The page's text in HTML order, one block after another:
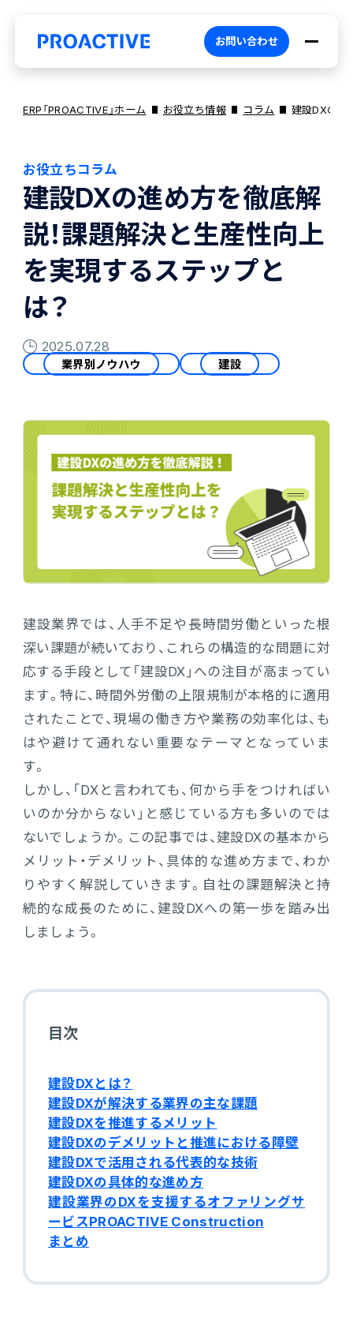
PROACTIVEとは
特長・選ばれる理由
ブランドコア
PROACTIVE AI
プロダクト
機能
会計
管理会計
債権管理
債務管理
手形管理
固定資産管理
リース資産管理
経費
CO₂排出量算定
人事・給与
人事
給与
個人番号管理
「Uwell（ユーウェル）」
販売管理
販売・購買・在庫管理
建設業向け基幹業務システム
生産管理
生産管理
MES
オファリング
業務特化型オファリング
人事・給与 PROACTIVE People
販売管理 PROACTIVE Sales
卸売・商社 PROACTIVE Wholesale & Trade
素材・素材加工 PROACTIVE Material Process
電機・機械 PROACTIVE Electrical Machinery
建設 PROACTIVE Construction
経営課題別オファリング
お役立ち情報
よくあるご質問
コラム
特集記事
ニュース・トピックス
製品関連動画
お問い合わせ
ERP「PROACTIVE」ホーム お役立ち情報 コラム 建設DXの進
お役立ちコラム
建設DXの進め方を徹底解
説！課題解決と生産性向上
を実現するステップと
は？
2025.07.28
業界別ノウハウ 建設
建設業界では、人手不足や長時間労働といった根
深い課題が続いており、これらの構造的な問題に対
応する手段として「建設DX」への注目が高まってい
ます。特に、時間外労働の上限規制が本格的に適用
されたことで、現場の働き方や業務の効率化は、も
はや避けて通れない重要なテーマとなっていま
す。
しかし、「DXと言われても、何から手をつければい
いのか分からない」と感じている方も多いのでは
ないでしょうか。この記事では、建設DXの基本から
メリット・デメリット、具体的な進め方まで、わか
りやすく解説していきます。自社の課題解決と持
続的な成長のために、建設DXへの第一歩を踏み出
しましょう。
目次
建設DXとは？
建設DXが解決する業界の主な課題
建設DXを推進するメリット
建設DXのデメリットと推進における障壁
建設DXで活用される代表的な技術
建設DXの具体的な進め方
建設業界のDXを支援するオファリングサ
ービスPROACTIVE Construction
まとめ